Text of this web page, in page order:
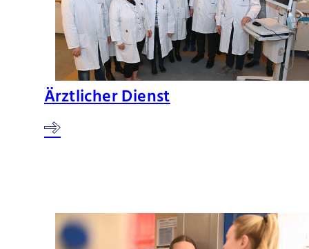
Ärztlicher Dienst